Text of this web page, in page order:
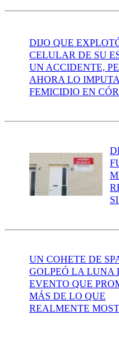
DIJO QUE
CELULAR DE SU
UN ACCIDENTE,
AHORA LO
FEMICIDIO EN
UN COHETE DE
GOLPEÓ LA LUNA
EVENTO QUE
MÁS DE LO QUE
REALMENTE